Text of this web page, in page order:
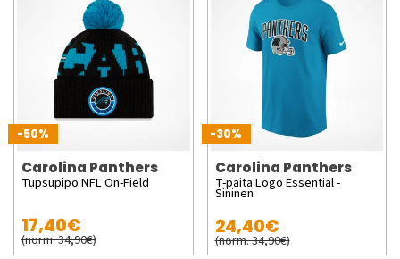
-50%
Carolina Panthers
Tupsupipo NFL On-Field
17,40€
(norm. 34,90€)
-30%
Carolina Panthers
T-paita Logo Essential -
Sininen
24,40€
(norm. 34,90€)